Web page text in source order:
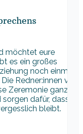
möchtet eure
es ein großes
noch einmal
Redner:innen von
Zeremonie ganz
dafür, dass
bleibt.